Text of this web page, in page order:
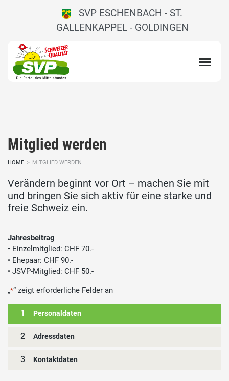
SVP ESCHENBACH - ST.
GALLENKAPPEL - GOLDINGEN
Mitglied werden
HOME > MITGLIED WERDEN
Verändern beginnt vor Ort – machen Sie mit
und bringen Sie sich aktiv für eine starke und
freie Schweiz ein.
Jahresbeitrag
• Einzelmitglied: CHF 70.-
• Ehepaar: CHF 90.-
• JSVP-Mitglied: CHF 50.-
„*“ zeigt erforderliche Felder an
1 Personaldaten
2 Adressdaten
3 Kontaktdaten